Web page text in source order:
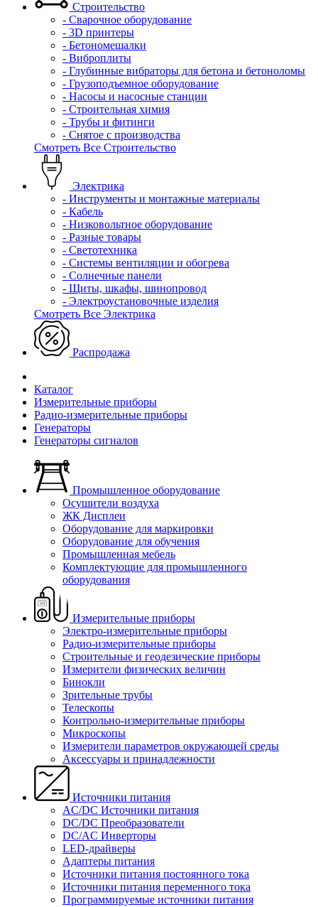
Строительство
- Сварочное оборудование
- 3D принтеры
- Бетономешалки
- Виброплиты
- Глубинные вибраторы для бетона и бетоноломы
- Грузоподъемное оборудование
- Насосы и насосные станции
- Строительная химия
- Трубы и фитинги
- Снятое с производства
Смотреть Все Строительство
Электрика
- Инструменты и монтажные материалы
- Кабель
- Низковольтное оборудование
- Разные товары
- Светотехника
- Системы вентиляции и обогрева
- Солнечные панели
- Щиты, шкафы, шинопровод
- Электроустановочные изделия
Смотреть Все Электрика
Распродажа
Каталог
Измерительные приборы
Радио-измерительные приборы
Генераторы
Генераторы сигналов
Промышленное оборудование
Осушители воздуха
ЖК Дисплеи
Оборудование для маркировки
Оборудование для обучения
Промышленная мебель
Комплектующие для промышленного
оборудования
Измерительные приборы
Электро-измерительные приборы
Радио-измерительные приборы
Строительные и геодезические приборы
Измерители физических величин
Бинокли
Зрительные трубы
Телескопы
Контрольно-измерительные приборы
Микроскопы
Измерители параметров окружающей среды
Аксессуары и принадлежности
Источники питания
AC/DC Источники питания
DC/DC Преобразователи
DC/AC Инверторы
LED-драйверы
Адаптеры питания
Источники питания постоянного тока
Источники питания переменного тока
Программируемые источники питания